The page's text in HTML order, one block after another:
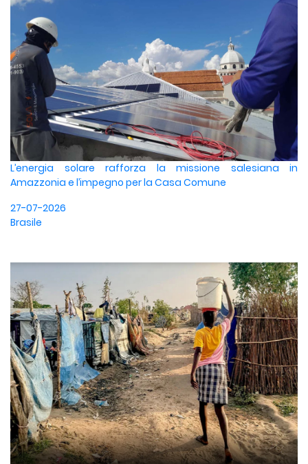
L’energia solare rafforza la missione salesiana in
Amazzonia e l’impegno per la Casa Comune
27-07-2026
Brasile